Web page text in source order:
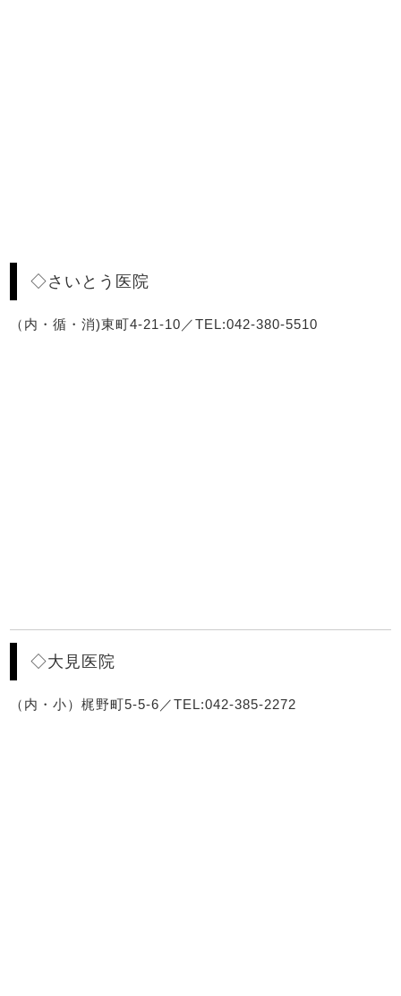
◇さいとう医院
（内・循・消)東町4-21-10／TEL:042-380-5510
◇大見医院
（内・小）梶野町5-5-6／TEL:042-385-2272